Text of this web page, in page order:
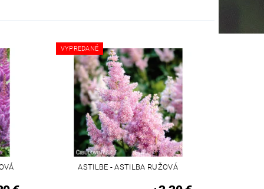
VYPREDANÉ
ASTILBE - ASTILBA RUŽOVÁ